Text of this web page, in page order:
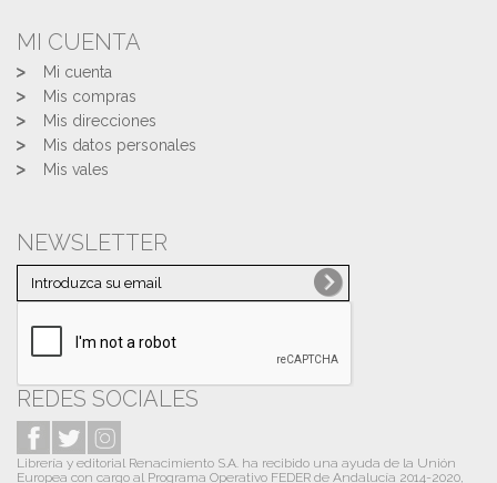
MI CUENTA
Mi cuenta
Mis compras
Mis direcciones
Mis datos personales
Mis vales
NEWSLETTER
REDES SOCIALES
Librería y editorial Renacimiento S.A. ha recibido una ayuda de la Unión
Europea con cargo al Programa Operativo FEDER de Andalucía 2014-2020,